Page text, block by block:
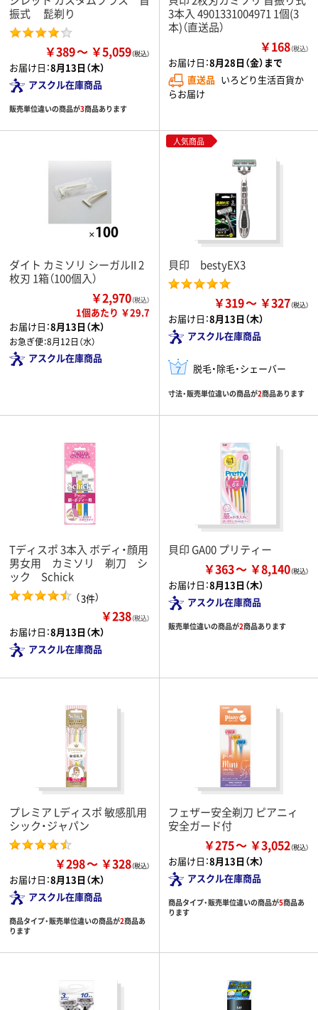
振式 髭剃り
￥389 ￥5,059
お届け日：8月13日（木）
アスクル在庫商品
販売単位違いの商品が3商品あります
3本入 4901331004971 1個(3
本)（直送品）
￥168（税込）
お届け日：8月28日（金）まで
直送品 いろどり生活百貨か
らお届け
ダイト カミソリ シーガルII 2
枚刃 1箱（100個入）
￥2,970（税込）
1個あたり ￥29.7
お届け日：8月13日（木）
お急ぎ便：8月12日（水）
アスクル在庫商品
人気商品
貝印 bestyEX3
￥319 ￥327
お届け日：8月13日（木）
アスクル在庫商品
脱毛・除毛・シェーバー
寸法・販売単位違いの商品が2商品あります
Tディスポ 3本入 ボディ・顔用
男女用 カミソリ 剃刀 シ
ック Schick
（3件）
￥238（税込）
お届け日：8月13日（木）
アスクル在庫商品
貝印 GA00 プリティー
￥363 ￥8,140
お届け日：8月13日（木）
アスクル在庫商品
販売単位違いの商品が2商品あります
プレミア Lディスポ 敏感肌用
シック・ジャパン
￥298 ￥328
お届け日：8月13日（木）
アスクル在庫商品
商品タイプ・販売単位違いの商品が2商品あ
ります
フェザー安全剃刀 ピアニィ
安全ガード付
￥275 ￥3,052
お届け日：8月13日（木）
アスクル在庫商品
商品タイプ・販売単位違いの商品が5商品あ
ります